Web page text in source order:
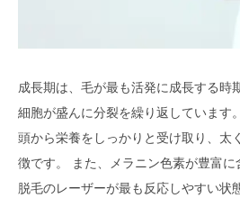
成長期は、毛が最も活発に成長する時
細胞が盛んに分裂を繰り返しています
頭から栄養をしっかりと受け取り、太
徴です。 また、メラニン色素が豊富
脱毛のレーザーが最も反応しやすい状